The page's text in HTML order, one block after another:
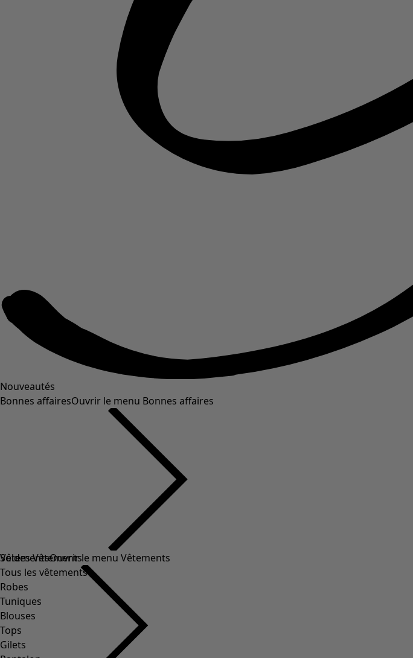
Nouveautés
Bonnes affairesOuvrir le menu Bonnes affaires
Soldes Vêtements
Tous les vêtements
Robes
Tuniques
Blouses
Tops
Gilets
VêtementsOuvrir le menu Vêtements